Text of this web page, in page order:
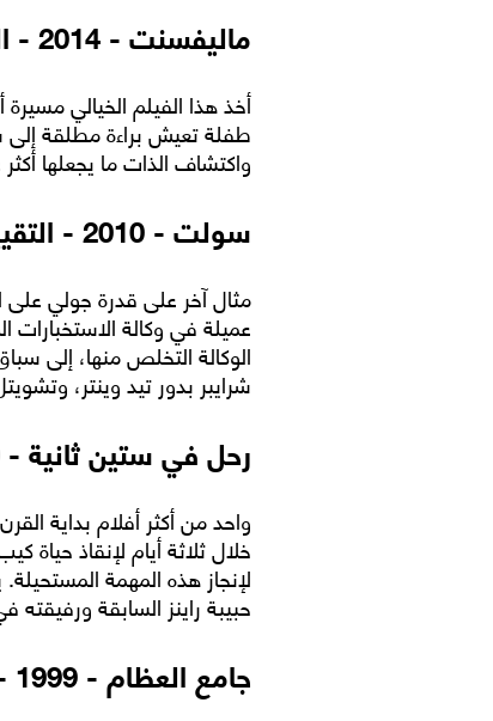
ماليفسنت - 2014 - التقييم 6.9
أخذ هذا الفيلم الخيالي
طفلة تعيش براءة مطلقة إلى
واكتشاف الذات ما يجعلها
سولت - 2010 - التقييم 6.5
مثال آخر على قدرة جولي
عميلة في وكالة الاستخبارات
الوكالة التخلص منها، إلى
شرايبر بدور تيد وينتر،
رحل في ستين ثانية - 2000 - التقييم 6.5
واحد من أكثر أفلام بداية
خلال ثلاثة أيام لإنقاذ
لإنجاز هذه المهمة
حبيبة راينز السابقة
جامع العظام - 1999 - التقييم 6.7